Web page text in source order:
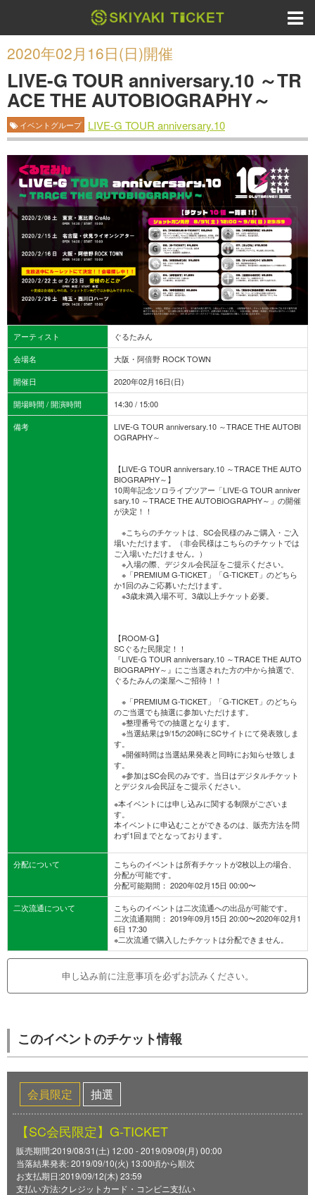
2020年02月16日(日)開催
LIVE-G TOUR anniversary.10 ～TR
ACE THE AUTOBIOGRAPHY～
イベントグループ LIVE-G TOUR anniversary.10
アーティスト
ぐるたみん
会場名
大阪・阿倍野 ROCK TOWN
開催日
2020年02月16日(日)
開場時間 / 開演時間
14:30 / 15:00
備考
LIVE-G TOUR anniversary.10 ～TRACE THE AUTOBI
OGRAPHY～
【LIVE-G TOUR anniversary.10 ～TRACE THE AUTO
BIOGRAPHY～】
10周年記念ソロライブツアー「LIVE-G TOUR anniver
sary.10 ～TRACE THE AUTOBIOGRAPHY～」の開催
が決定！！
※こちらのチケットは、SC会民様のみご購入・ご入
場いただけます。（非会民様はこちらのチケットでは
ご入場いただけません。）
※入場の際、デジタル会民証をご提示ください。
※「PREMIUM G-TICKET」「G-TICKET」のどちら
か1回のみご応募いただけます。
※3歳未満入場不可。3歳以上チケット必要。
【ROOM-G】
SCぐるた民限定！！
『LIVE-G TOUR anniversary.10 ～TRACE THE AUTO
BIOGRAPHY～』にご当選された方の中から抽選で、
ぐるたみんの楽屋へご招待！！
※「PREMIUM G-TICKET」「G-TICKET」のどちら
のご当選でも抽選に参加いただけます。
※整理番号での抽選となります。
※当選結果は9/15の20時にSCサイトにて発表致しま
す。
※開催時間は当選結果発表と同時にお知らせ致しま
す。
※参加はSC会民のみです。当日はデジタルチケット
とデジタル会民証をご提示ください。
※本イベントには申し込みに関する制限がございま
す。
本イベントに申込むことができるのは、販売方法を問
わず1回までとなっております。
分配について
こちらのイベントは所有チケットが2枚以上の場合、
分配が可能です。
分配可能期間： 2020年02月15日 00:00〜
二次流通について
こちらのイベントは二次流通への出品が可能です。
二次流通期間： 2019年09月15日 20:00〜2020年02月1
6日 17:30
※二次流通で購入したチケットは分配できません。
申し込み前に注意事項を必ずお読みください。
このイベントのチケット情報
会員限定 抽選
【SC会民限定】G-TICKET
販売期間:2019/08/31(土) 12:00 - 2019/09/09(月) 00:00
当落結果発表: 2019/09/10(火) 13:00頃から順次
お支払期日:2019/09/12(木) 23:59
支払い方法:クレジットカード・コンビニ支払い